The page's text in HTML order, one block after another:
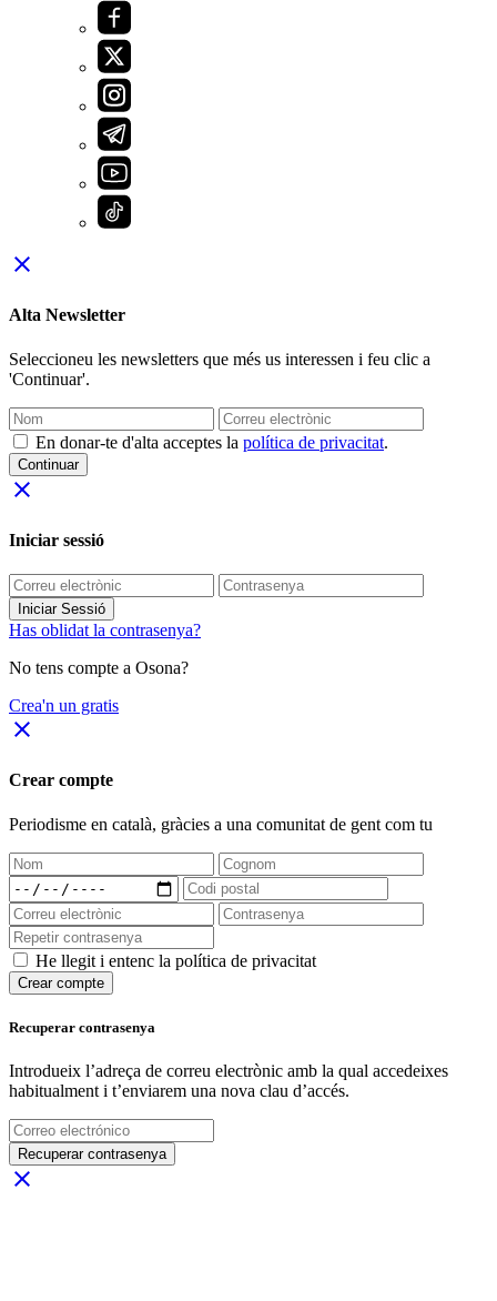
close
Alta Newsletter
Seleccioneu les newsletters que més us interessen i feu clic a
'Continuar'.
En donar-te d'alta acceptes la política de privacitat.
Continuar
close
Iniciar sessió
Iniciar Sessió
Has oblidat la contrasenya?
No tens compte a Osona?
Crea'n un gratis
close
Crear compte
Periodisme en català, gràcies a una comunitat de gent com tu
He llegit i entenc la política de privacitat
Crear compte
Recuperar contrasenya
Introdueix l’adreça de correu electrònic amb la qual accedeixes
habitualment i t’enviarem una nova clau d’accés.
Recuperar contrasenya
close